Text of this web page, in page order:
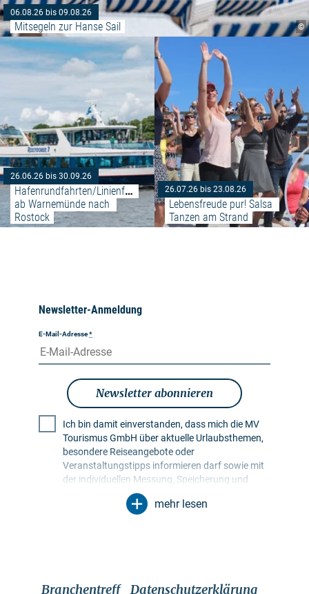
©
06.08.26 bis 09.08.26
Mitsegeln zur Hanse Sail
26.06.26 bis 30.09.26
Hafenrundfahrten/Linienfahrten
ab Warnemünde nach
Rostock
Weiterlesen:
26.07.26 bis 23.08.26
Lebensfreude pur! Salsa
Tanzen am Strand
Newsletter-Anmeldung
E-Mail-Adresse*
Newsletter abonnieren
Ich bin damit einverstanden, dass mich die MV
Tourismus GmbH über aktuelle Urlaubsthemen,
besondere Reiseangebote oder
Veranstaltungstipps informieren darf sowie mit
der individuellen Messung, Speicherung und
Auswertung von Öffnungs- und Klickraten in
Empfängerprofilen zu Zwecken der Gestaltung
widerrufen kann. Dies kann ich über einen
mehr lesen
Branchentreff Datenschutzerklärung